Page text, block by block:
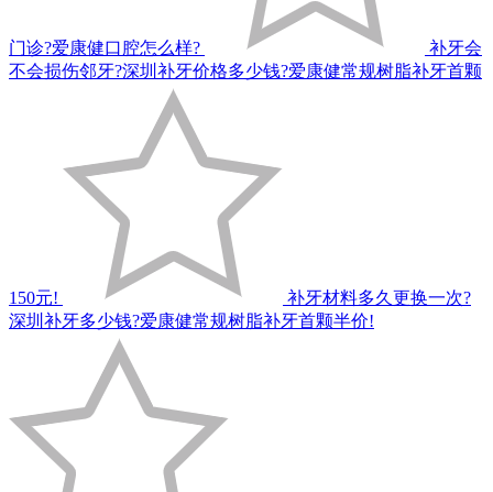
门诊?爱康健口腔怎么样?
补牙会
不会损伤邻牙?深圳补牙价格多少钱?爱康健常规树脂补牙首颗
150元!
补牙材料多久更换一次?
深圳补牙多少钱?爱康健常规树脂补牙首颗半价!